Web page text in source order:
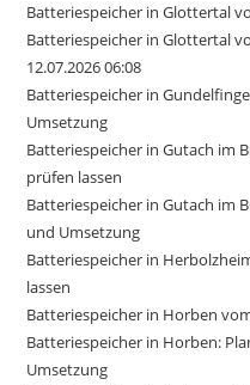
Batteriespeicher in Glottertal
Batteriespeicher in Glottertal
12.07.2026 06:08
Batteriespeicher in
Umsetzung
Batteriespeicher in Gutach im
prüfen lassen
Batteriespeicher in Gutach im
und Umsetzung
Batteriespeicher in
lassen
Batteriespeicher in Horben
Batteriespeicher in Horben:
Umsetzung